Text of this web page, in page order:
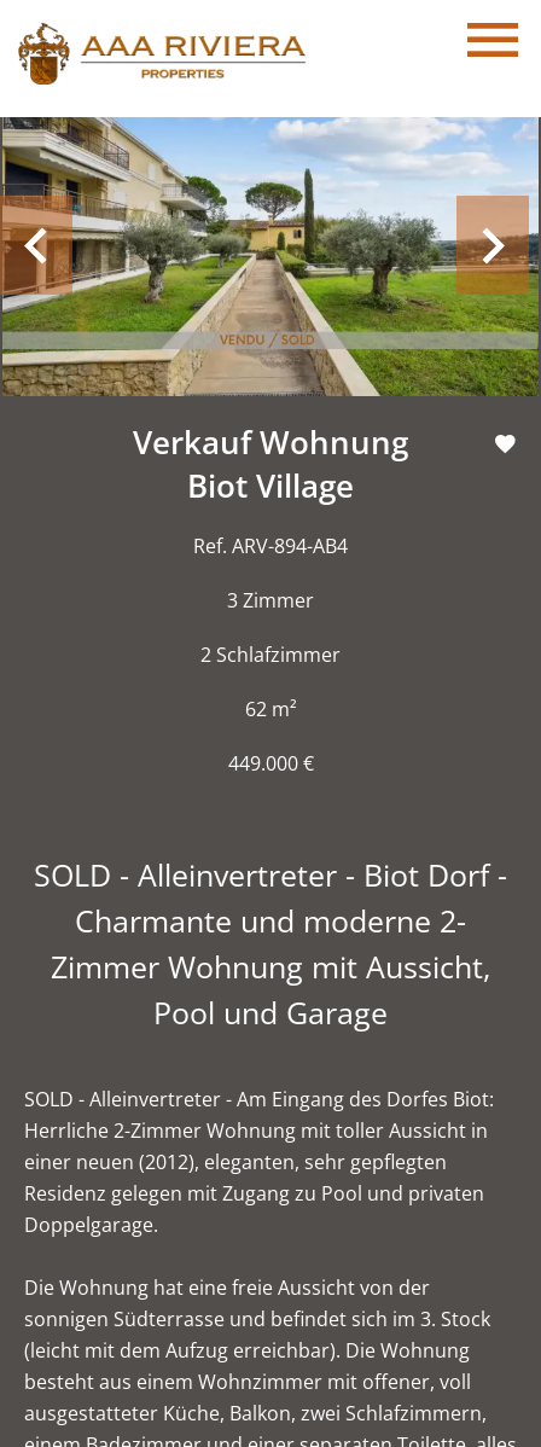
Verkauf Wohnung
Biot Village
Ref. ARV-894-AB4
3 Zimmer
2 Schlafzimmer
62 m²
449.000 €
SOLD - Alleinvertreter - Biot Dorf -
Charmante und moderne 2-
Zimmer Wohnung mit Aussicht,
Pool und Garage
SOLD - Alleinvertreter - Am Eingang des Dorfes Biot:
Herrliche 2-Zimmer Wohnung mit toller Aussicht in
einer neuen (2012), eleganten, sehr gepflegten
Residenz gelegen mit Zugang zu Pool und privaten
Doppelgarage.
Die Wohnung hat eine freie Aussicht von der
sonnigen Südterrasse und befindet sich im 3. Stock
(leicht mit dem Aufzug erreichbar). Die Wohnung
besteht aus einem Wohnzimmer mit offener, voll
ausgestatteter Küche, Balkon, zwei Schlafzimmern,